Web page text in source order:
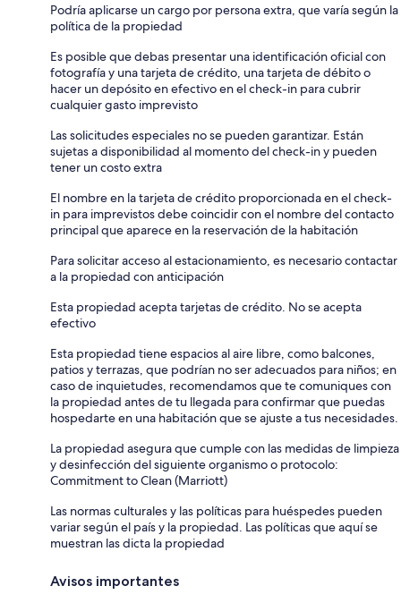
Podría aplicarse un cargo por persona extra, que varía según la
política de la propiedad
Es posible que debas presentar una identificación oficial con
fotografía y una tarjeta de crédito, una tarjeta de débito o
hacer un depósito en efectivo en el check-in para cubrir
cualquier gasto imprevisto
Las solicitudes especiales no se pueden garantizar. Están
sujetas a disponibilidad al momento del check-in y pueden
tener un costo extra
El nombre en la tarjeta de crédito proporcionada en el check-
in para imprevistos debe coincidir con el nombre del contacto
principal que aparece en la reservación de la habitación
Para solicitar acceso al estacionamiento, es necesario contactar
a la propiedad con anticipación
Esta propiedad acepta tarjetas de crédito. No se acepta
efectivo
Esta propiedad tiene espacios al aire libre, como balcones,
patios y terrazas, que podrían no ser adecuados para niños; en
caso de inquietudes, recomendamos que te comuniques con
la propiedad antes de tu llegada para confirmar que puedas
hospedarte en una habitación que se ajuste a tus necesidades.
La propiedad asegura que cumple con las medidas de limpieza
y desinfección del siguiente organismo o protocolo:
Commitment to Clean (Marriott)
Las normas culturales y las políticas para huéspedes pueden
variar según el país y la propiedad. Las políticas que aquí se
muestran las dicta la propiedad
Avisos importantes